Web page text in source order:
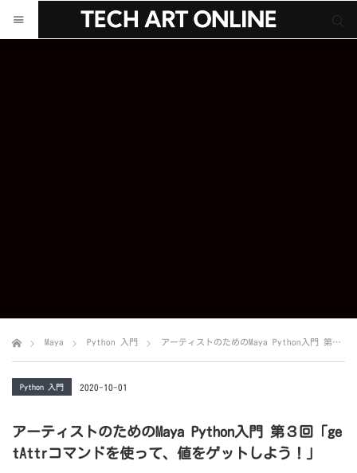
Maya Python 入門 アーティストのためのMaya Python入門 第３回「getAttrコマンドを使って、値をゲットしよう！」
Python 入門 2020-10-01
アーティストのためのMaya Python入門 第３回「ge
tAttrコマンドを使って、値をゲットしよう！」